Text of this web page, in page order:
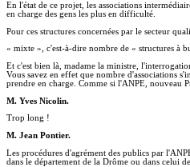
En l'état de ce projet, les associations
en charge des gens les plus en difficulté.
Pour ces structures concernées par le secteur
« mixte », c'est-à-dire nombre de « structures à
Et c'est bien là, madame la ministre,
Vous savez en effet que nombre d'associations
prendre en charge. Comme si l'ANPE, nouveau
M. Yves Nicolin.
Trop long !
M. Jean Pontier.
Les procédures d'agrément des publics par
dans le département de la Drôme ou dans celui